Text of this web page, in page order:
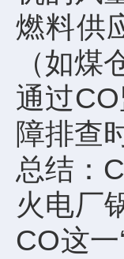
燃料供
（如
通过
障排查
总结：
火电厂
CO这